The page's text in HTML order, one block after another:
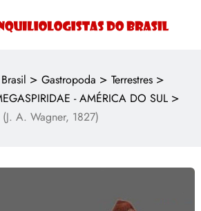
> Gastropoda > Terrestres >
- AMÉRICA DO SUL >
(J. A. Wagner, 1827)